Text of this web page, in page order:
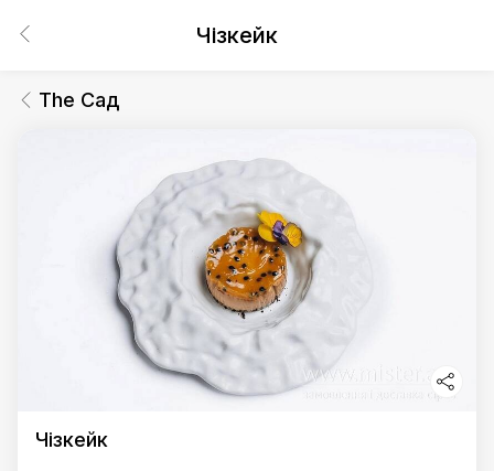
Чізкейк
The Сад
Чізкейк